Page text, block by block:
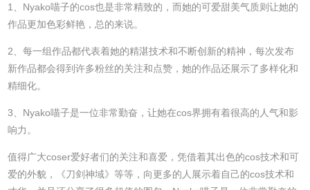
1、Nyako喵子的cos也是非常精致的，而她的可爱甜美气质则让她的
作品更加色彩鲜艳，总的来说。
2、每一组作品都代表着她的精湛技术和不断创新的精神，每次发布
新作品都会得到许多粉丝的关注和点赞，她的作品还展示了多样化和
精细化。
3、Nyako喵子是一位非常勤奋，让她在cos界拥有着很高的人气和影
响力。
值得广大coser爱好者们的关注和喜爱，凭借着其出色的cos技术和可
爱的外貌，《刀剑神域》等等，向更多的人展示着自己的cos技术和